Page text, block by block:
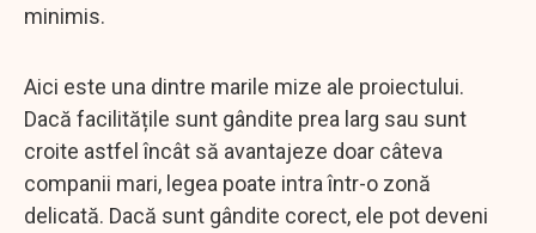
minimis.
Aici este una dintre marile mize ale proiectului.
Dacă facilitățile sunt gândite prea larg sau sunt
croite astfel încât să avantajeze doar câteva
companii mari, legea poate intra într-o zonă
delicată. Dacă sunt gândite corect, ele pot deveni